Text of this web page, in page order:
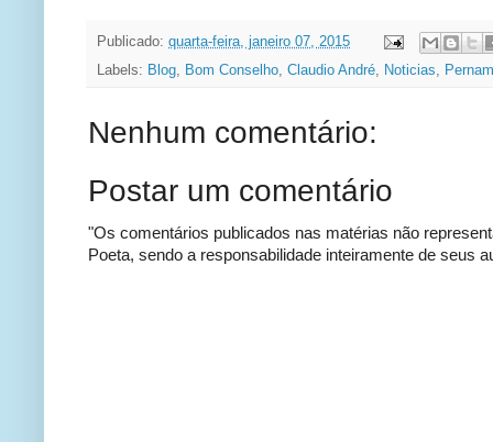
Publicado: quarta-feira, janeiro 07, 2015
Labels: Blog Bom Conselho Claudio André Noticias
Nenhum comentário:
Postar um comentário
"Os comentários publicados nas matérias não
Poeta, sendo a responsabilidade inteiramente de seus